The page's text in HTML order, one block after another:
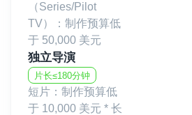
（Series/Pilot
TV）：制作预算低
于 50,000 美元
独立导演
片长≤180分钟
短片：制作预算低
于 10,000 美元 * 长